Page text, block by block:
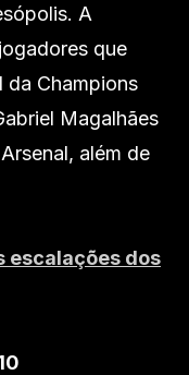
A
que
da Champions
Magalhães
além de
escalações dos